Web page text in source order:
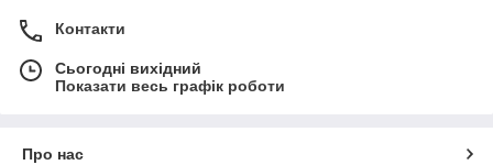
Контакти
Сьогодні вихідний
Показати весь графік роботи
Про нас